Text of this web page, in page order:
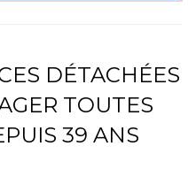
DÉTACHÉES
TOUTES
39 ANS